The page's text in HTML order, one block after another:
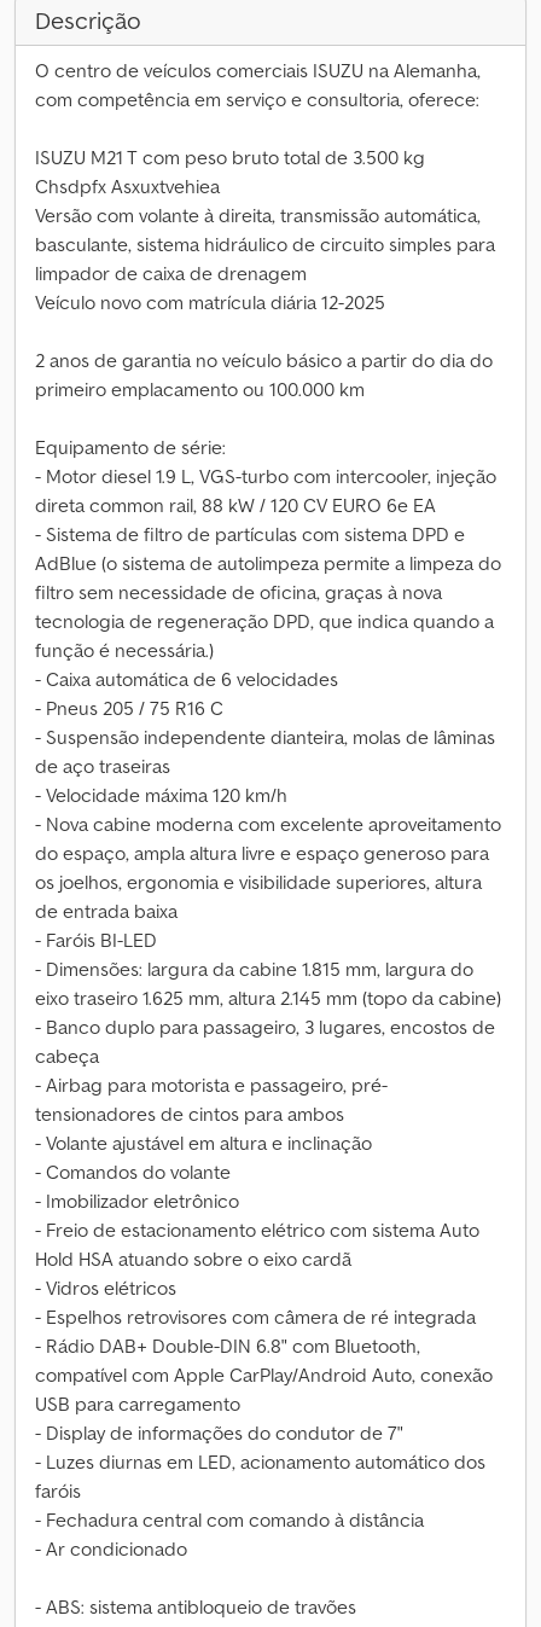
Descrição
O centro de veículos comerciais ISUZU na Alemanha,
com competência em serviço e consultoria, oferece:
ISUZU M21 T com peso bruto total de 3.500 kg
Chsdpfx Asxuxtvehiea
Versão com volante à direita, transmissão automática,
basculante, sistema hidráulico de circuito simples para
limpador de caixa de drenagem
Veículo novo com matrícula diária 12-2025
2 anos de garantia no veículo básico a partir do dia do
primeiro emplacamento ou 100.000 km
Equipamento de série:
- Motor diesel 1.9 L, VGS-turbo com intercooler, injeção
direta common rail, 88 kW / 120 CV EURO 6e EA
- Sistema de filtro de partículas com sistema DPD e
AdBlue (o sistema de autolimpeza permite a limpeza do
filtro sem necessidade de oficina, graças à nova
tecnologia de regeneração DPD, que indica quando a
função é necessária.)
- Caixa automática de 6 velocidades
- Pneus 205 / 75 R16 C
- Suspensão independente dianteira, molas de lâminas
de aço traseiras
- Velocidade máxima 120 km/h
- Nova cabine moderna com excelente aproveitamento
do espaço, ampla altura livre e espaço generoso para
os joelhos, ergonomia e visibilidade superiores, altura
de entrada baixa
- Faróis BI-LED
- Dimensões: largura da cabine 1.815 mm, largura do
eixo traseiro 1.625 mm, altura 2.145 mm (topo da cabine)
- Banco duplo para passageiro, 3 lugares, encostos de
cabeça
- Airbag para motorista e passageiro, pré-
tensionadores de cintos para ambos
- Volante ajustável em altura e inclinação
- Comandos do volante
- Imobilizador eletrônico
- Freio de estacionamento elétrico com sistema Auto
Hold HSA atuando sobre o eixo cardã
- Vidros elétricos
- Espelhos retrovisores com câmera de ré integrada
- Rádio DAB+ Double-DIN 6.8" com Bluetooth,
compatível com Apple CarPlay/Android Auto, conexão
USB para carregamento
- Display de informações do condutor de 7"
- Luzes diurnas em LED, acionamento automático dos
faróis
- Fechadura central com comando à distância
- Ar condicionado
- ABS: sistema antibloqueio de travões